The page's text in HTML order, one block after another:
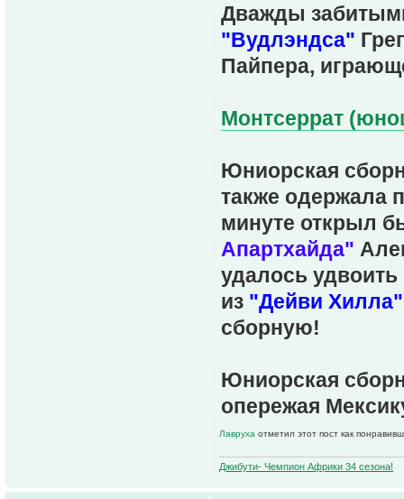
Дважды
"Вудлэндса"
Пайпера,
Монтсеррат
Юниорская
также одержала
минуте открыл
Апартхайда"
удалось
из "Дейви Хилла"
сборную!
Юниорская
опережая
Лавруха отметил этот пост как
Джибути- Чемпион Африки 34 сезона!